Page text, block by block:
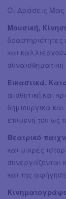
Οι Δράσεις
Μουσική,
και
Εικαστικά,
αισθητική και
δημιουργικά
επιμονή του ως
Θεατρικό
και μικρές
συνεργάζονται
και της